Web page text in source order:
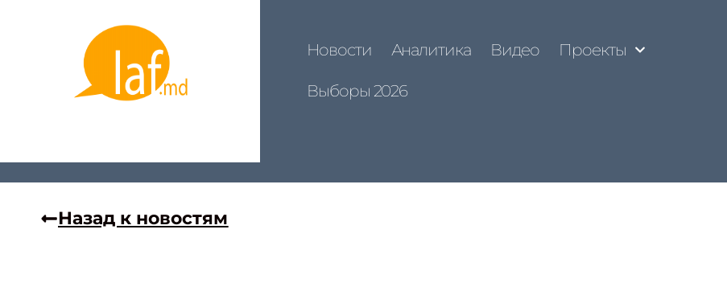
Новости Аналитика Видео Проекты
Выборы 2026
Назад к новостям